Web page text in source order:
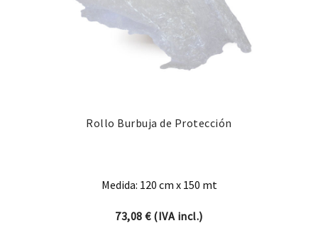
Rollo Burbuja de Protección
Medida: 120 cm x 150 mt
73,08€(IVA incl.)